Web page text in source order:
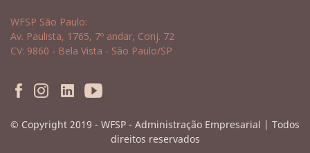
WFSP São Paulo:
Av. Paulista, 1765, 7º andar, Conj. 72
CV: 9860 - Bela Vista - São Paulo/SP
© Copyright 2019 - WFSP - Administração Empresarial | Todos
direitos reservados